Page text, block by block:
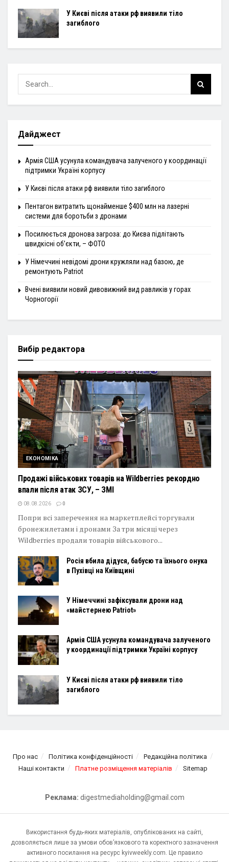
У Києві після атаки рф виявили тіло
загиблого
Дайджест
Армія США усунула командувача залученого у координації
підтримки Україні корпусу
У Києві після атаки рф виявили тіло загиблого
Пентагон витратить щонайменше $400 млн на лазерні
системи для боротьби з дронами
Посилюється дронова загроза: до Києва підлітають
швидкісні об’єкти, – ФОТО
У Німеччині невідомі дрони кружляли над базою, де
ремонтують Patriot
Вчені виявили новий дивовижний вид равликів у горах
Чорногорії
Вибір редактора
ЕКОНОМІКА
Продажі військових товарів на Wildberries рекордно
впали після атак ЗСУ, – ЗМІ
08.08.2026 0
Попри всі заперечення на маркетплейсі торгували
бронежилетами і дронами За три місяці через
Wildberries продали товарів військового...
Росія вбила дідуся, бабусю та їхнього онука
в Пухівці на Київщині
У Німеччині зафіксували дрони над
«майстернею Patriot»
Армія США усунула командувача залученого
у координації підтримки Україні корпусу
У Києві після атаки рф виявили тіло
загиблого
Про нас Політика конфіденційності
Редакційна політика
Наші контакти
Платне розміщення матеріалів Sitemap
Реклама: digestmediaholding@gmail.com
Використання будь-яких матеріалів, опублікованих на сайті,
дозволяється лише за умови обов’язкового та коректного зазначення
активного посилання на ресурс kyivweekly.com. Це правило